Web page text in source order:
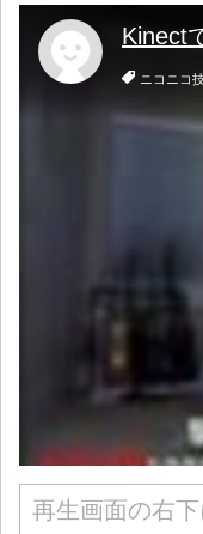
再生画面の右